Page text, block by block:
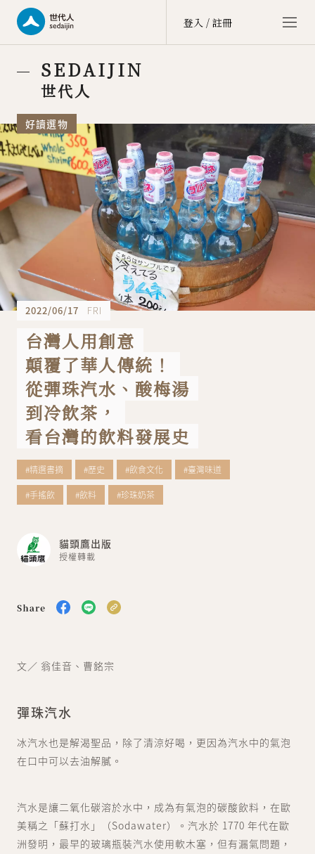
登入 / 註冊
價值社群 Value Community
文化街區 Culture Zone
大商埕 sedai OMO
選物生活 Life Selection
會員中心 member center
點數中心 point
訂單中心 order
會員資料 account
關於我們 聯絡我們
SEDAIJIN
世代人
好讀選物
2022/06/17 FRI
台灣人用創意
顛覆了華人傳統！
從彈珠汽水、酸梅湯
到冷飲茶，
看台灣的飲料發展史
#精選書摘 #歷史 #飲食文化
#臺灣味道
#手搖飲
#飲料 #珍珠奶茶
貓頭鷹出版
授權轉載
文／ 翁佳音、曹銘宗
彈珠汽水
冰汽水也是解渴聖品，除了清涼好喝，更因為汽水中的氣泡
在口中可以去油解膩。
汽水是讓二氧化碳溶於水中，成為有氣泡的碳酸飲料，在歐
美稱之「蘇打水」（Sodawater）。汽水於 1770 年代在歐
洲發明，最早的玻璃瓶裝汽水使用軟木塞，但有漏氣問題，